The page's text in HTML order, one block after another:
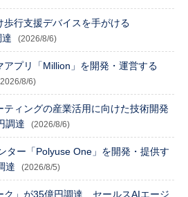
歩行支援デバイスを手がける
達
(2026/8/6)
アプリ「Million」を開発・運営する
8/6)
ティングの産業活用に向けた技術開発
調達
(2026/8/6)
ター「Polyuse One」を開発・提供す
達
(2026/8/5)
ク」が35億円調達 セールスAIエージ